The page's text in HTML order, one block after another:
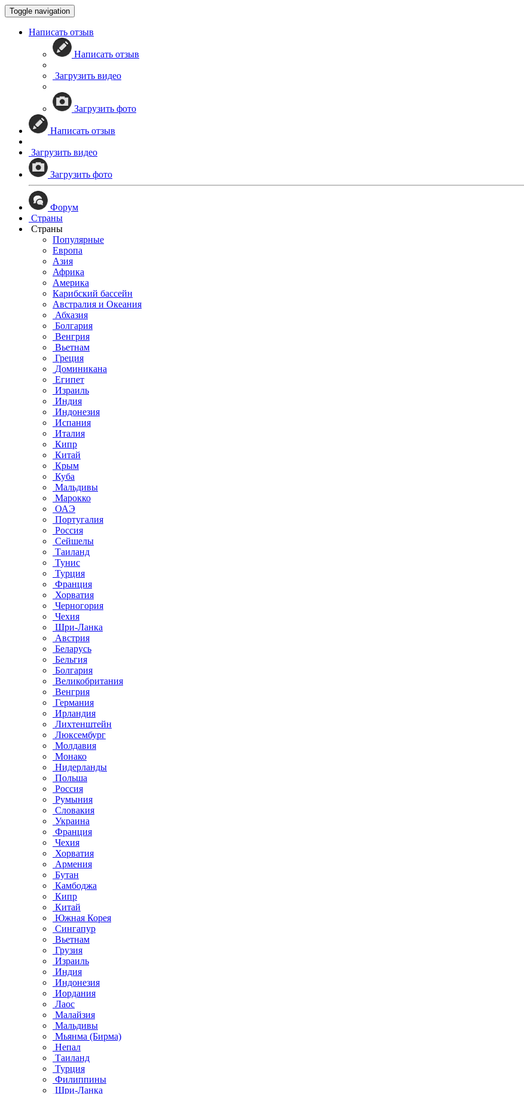
Toggle navigation
Написать отзыв
Написать отзыв
Загрузить видео
Загрузить фото
Написать отзыв
Загрузить видео
Загрузить фото
Форум
Страны
Страны
Популярные
Европа
Азия
Африка
Америка
Карибский бассейн
Австралия и Океания
Абхазия
Болгария
Венгрия
Вьетнам
Греция
Доминикана
Египет
Израиль
Индия
Индонезия
Испания
Италия
Кипр
Китай
Крым
Куба
Мальдивы
Марокко
ОАЭ
Португалия
Россия
Сейшелы
Таиланд
Тунис
Турция
Франция
Хорватия
Черногория
Чехия
Шри-Ланка
Австрия
Беларусь
Бельгия
Болгария
Великобритания
Венгрия
Германия
Ирландия
Лихтенштейн
Люксембург
Молдавия
Монако
Нидерланды
Польша
Россия
Румыния
Словакия
Украина
Франция
Чехия
Хорватия
Армения
Бутан
Камбоджа
Кипр
Китай
Южная Корея
Сингапур
Вьетнам
Грузия
Израиль
Индия
Индонезия
Иордания
Лаос
Малайзия
Мальдивы
Мьянма (Бирма)
Непал
Таиланд
Турция
Филиппины
Шри-Ланка